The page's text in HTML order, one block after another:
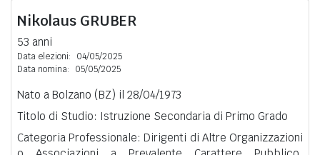
Nikolaus GRUBER
53 anni
Data elezioni:
04/05/2025
Data nomina:
05/05/2025
Nato a Bolzano (BZ) il 28/04/1973
Titolo di Studio: Istruzione Secondaria di Primo Grado
Categoria Professionale: Dirigenti di Altre Organizzazioni